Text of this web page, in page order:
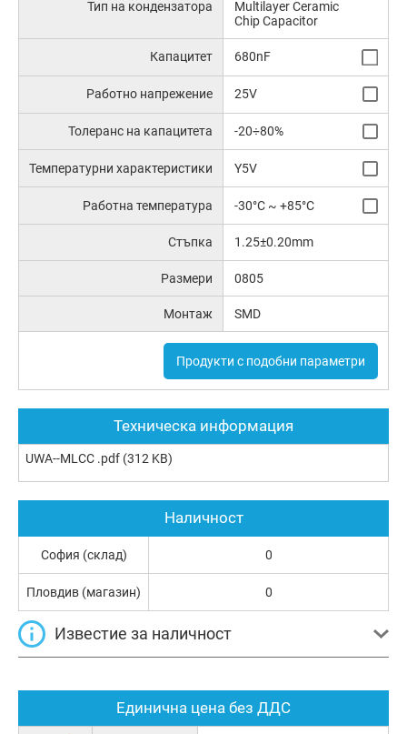
Тип на кондензатора
Multilayer Ceramic
Chip Capacitor
Капацитет 680nF
Работно напрежение 25V
Толеранс на капацитета -20÷80%
Температурни характеристики Y5V
Работна температура -30°C ~ +85°C
Стъпка 1.25±0.20mm
Размери 0805
Монтаж SMD
Продукти с подобни параметри
Техническа информация
UWA--MLCC .pdf (312 KB)
Единична цена без ДДС
Наличност
София (склад) 0
Пловдив (магазин) 0
Известие за наличност